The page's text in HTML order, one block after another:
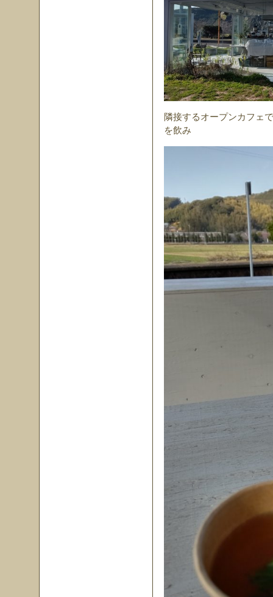
隣接するオープンカフェ
を飲み